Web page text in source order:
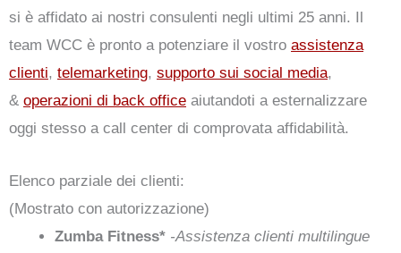
si è affidato ai nostri consulenti negli ultimi 25 anni. Il
team WCC è pronto a potenziare il vostro assistenza
clienti, telemarketing, supporto sui social media,
& operazioni di back office aiutandoti a esternalizzare
oggi stesso a call center di comprovata affidabilità.
Elenco parziale dei clienti:
(Mostrato con autorizzazione)
Zumba Fitness* -Assistenza clienti multilingue